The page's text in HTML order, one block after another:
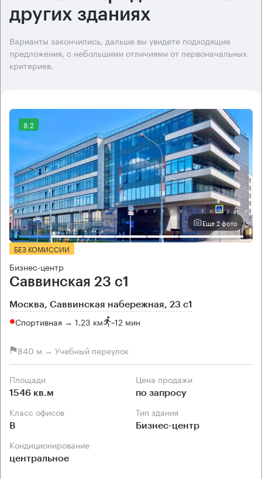
других зданиях
Варианты закончились, дальше вы увидете подходящие
предложения, с небольшими отличиями от первоначальных
критериев.
8.2
Еще 2 фото
БЕЗ КОМИССИИ
Бизнес-центр
Саввинская 23 с1
Москва, Саввинская набережная, 23 с1
Спортивная → 1.23 км ~12 мин
840 м → Учебный переулок
Площади
1546 кв.м
Цена продажи
по запросу
Класс офисов
B
Тип здания
Бизнес-центр
Кондиционирование
центральное